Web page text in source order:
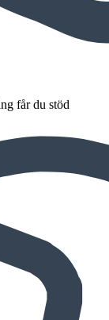
får du stöd